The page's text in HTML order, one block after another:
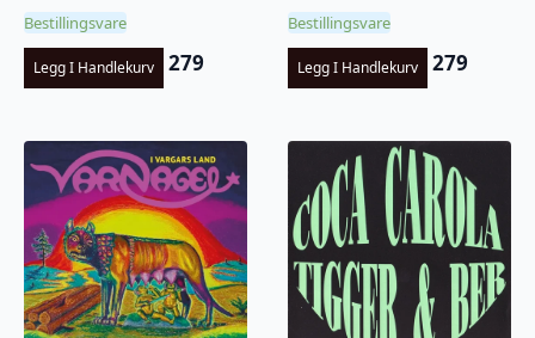
Bestillingsvare
Legg I Handlekurv 279
Bestillingsvare
Legg I Handlekurv 279